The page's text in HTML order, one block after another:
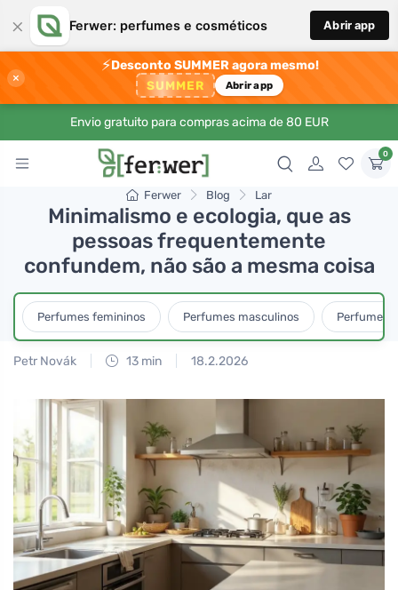
× Ferwer: perfumes e cosméticos Abrir app
×
⚡Desconto SUMMER agora mesmo!
SUMMER Abrir app
Envio gratuito para compras acima de 80 EUR
0
Ferwer Blog Lar
Minimalismo e ecologia, que as
pessoas frequentemente
confundem, não são a mesma coisa
Perfumes femininos Perfumes masculinos Perfumes
Petr Novák 13 min 18.2.2026